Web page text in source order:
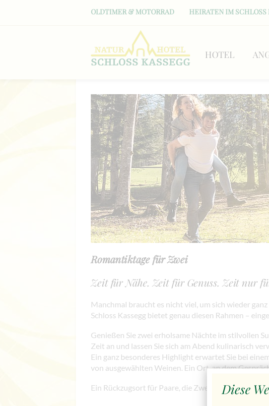
OLDTIMER & MOTORRAD HEIRATEN IM SCHLOSS
HOTEL
Romantiktage für Zwei
Zeit für Nähe. Zeit für Genuss. Zeit nur
Manchmal braucht es nicht viel, um sich wieder
Schloss Kassegg bietet genau diesen Rahmen –
Genießen Sie zwei erholsame Nächte im stilvollen
Zeit an und lassen Sie sich am Abend kulinarisch
Ein ganz besonderes Highlight erwartet Sie bei
von ausgewählten Weinen. Ein Ort, an dem
Ein Rückzugsort für Paare, die ZweisamkeitDiese